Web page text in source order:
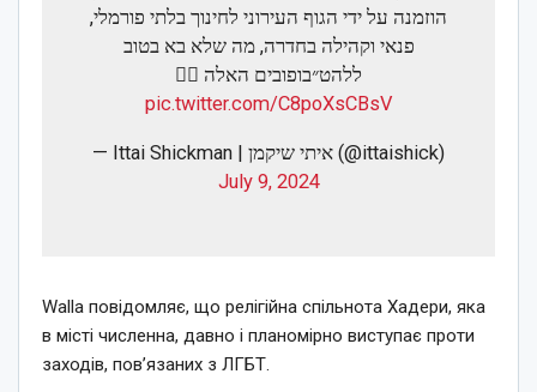
הוזמנה על ידי הגוף העירוני לחינוך בלתי פורמלי,
פנאי וקהילה בחדרה, מה שלא בא בטוב
ללהט״בופובים האלה 🏳️‍🌈
pic.twitter.com/C8poXsCBsV
— Ittai Shickman | איתי שיקמן (@ittaishick)
July 9, 2024
Walla повідомляє, що релігійна спільнота Хадери, яка
в місті численна, давно і планомірно виступає проти
заходів, пов’язаних з ЛГБТ.